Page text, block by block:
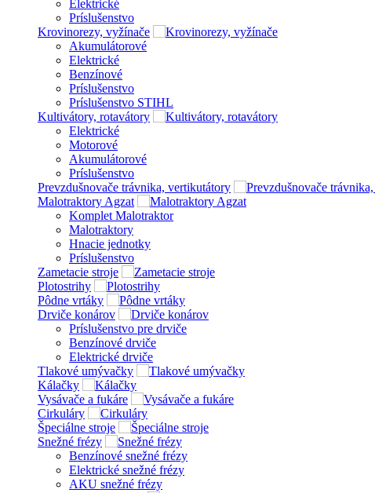
Elektrické
Príslušenstvo
Krovinorezy, vyžínače
Akumulátorové
Elektrické
Benzínové
Príslušenstvo
Príslušenstvo STIHL
Kultivátory, rotavátory
Elektrické
Motorové
Akumulátorové
Príslušenstvo
Prevzdušnovače trávnika, vertikutátory
Malotraktory Agzat
Komplet Malotraktor
Malotraktory
Hnacie jednotky
Príslušenstvo
Zametacie stroje
Plotostrihy
Pôdne vrtáky
Drviče konárov
Príslušenstvo pre drviče
Benzínové drviče
Elektrické drviče
Tlakové umývačky
Kálačky
Vysávače a fukáre
Cirkuláry
Špeciálne stroje
Snežné frézy
Benzínové snežné frézy
Elektrické snežné frézy
AKU snežné frézy